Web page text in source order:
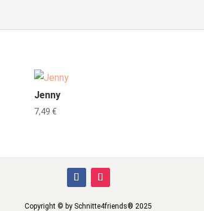
Jenny
7,49 €
Copyright © by Schnitte4friends® 2025